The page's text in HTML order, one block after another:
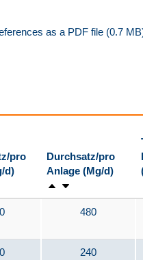
as a PDF file (0.7
pro
d)
Durchsatz/pro
Anlage (Mg/d)
480
240